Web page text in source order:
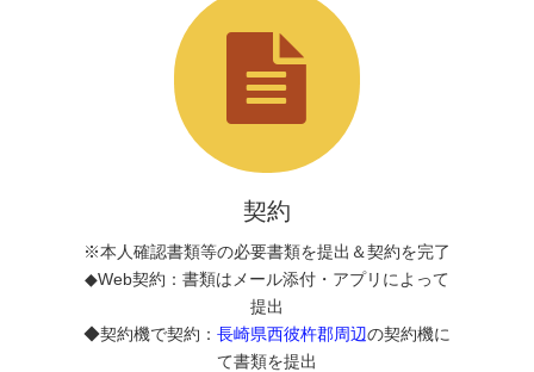
契約
※本人確認書類等の必要書類を提出＆契約を完了
◆Web契約：書類はメール添付・アプリによって
提出
◆契約機で契約： 長崎県西彼杵郡周辺の契約機に
て書類を提出